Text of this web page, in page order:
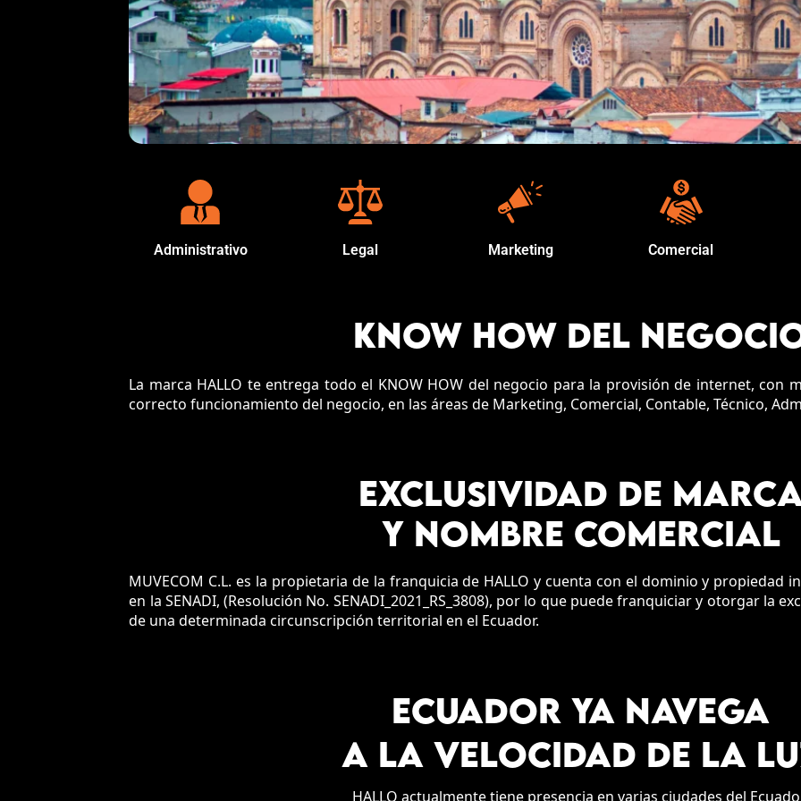
Administrativo Legal Marketing Comercial
KNOW HOW DEL
La marca HALLO te entrega todo el KNOW HOW del negocio para la provisión de internet, con
correcto funcionamiento del negocio, en las áreas de Marketing, Comercial, Contable, Técnico,
EXCLUSIVIDAD DE
Y NOMBRE COMERCIAL
MUVECOM C.L. es la propietaria de la franquicia de HALLO y cuenta con el dominio y propiedad
en la SENADI, (Resolución No. SENADI_2021_RS_3808), por lo que puede franquiciar y otorgar la
de una determinada circunscripción territorial en el Ecuador.
ECUADOR YA NAVEGA
A LA VELOCIDAD DE LA
HALLO actualmente tiene presencia en varias ciudades del